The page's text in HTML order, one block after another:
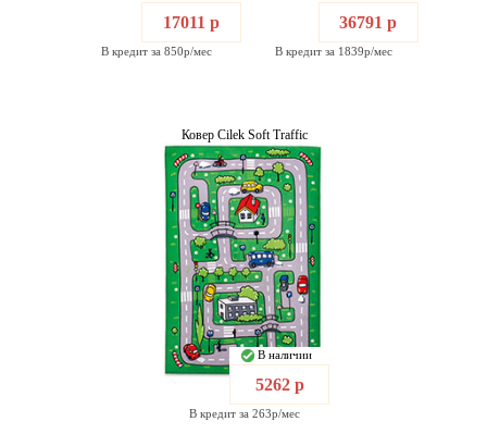
17011 р
В кредит за 850р/мес
36791 р
В кредит за 1839р/мес
Ковер Cilek Soft Traffic
В наличии
5262 р
В кредит за 263р/мес